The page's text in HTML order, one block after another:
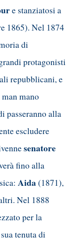
e stanziatosi a
1865). Nel 1874
di
protagonisti
repubblicani, e
mano
passeranno alla
escludere
senatore
fino alla
Aida(1871),
Nel 1888
per la
tenuta di